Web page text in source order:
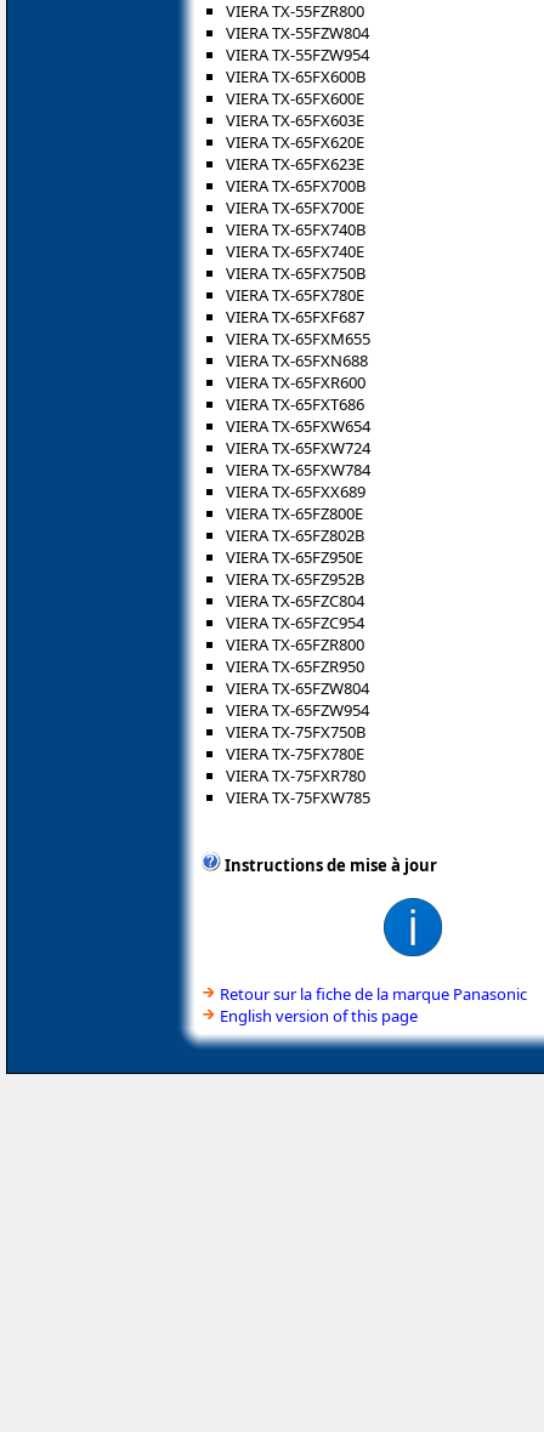
VIERA TX-55FZR800
VIERA TX-55FZW804
VIERA TX-55FZW954
VIERA TX-65FX600B
VIERA TX-65FX600E
VIERA TX-65FX603E
VIERA TX-65FX620E
VIERA TX-65FX623E
VIERA TX-65FX700B
VIERA TX-65FX700E
VIERA TX-65FX740B
VIERA TX-65FX740E
VIERA TX-65FX750B
VIERA TX-65FX780E
VIERA TX-65FXF687
VIERA TX-65FXM655
VIERA TX-65FXN688
VIERA TX-65FXR600
VIERA TX-65FXT686
VIERA TX-65FXW654
VIERA TX-65FXW724
VIERA TX-65FXW784
VIERA TX-65FXX689
VIERA TX-65FZ800E
VIERA TX-65FZ802B
VIERA TX-65FZ950E
VIERA TX-65FZ952B
VIERA TX-65FZC804
VIERA TX-65FZC954
VIERA TX-65FZR800
VIERA TX-65FZR950
VIERA TX-65FZW804
VIERA TX-65FZW954
VIERA TX-75FX750B
VIERA TX-75FX780E
VIERA TX-75FXR780
VIERA TX-75FXW785
Instructions de mise à jour
Retour sur la fiche de la marque Panasonic
English version of this page